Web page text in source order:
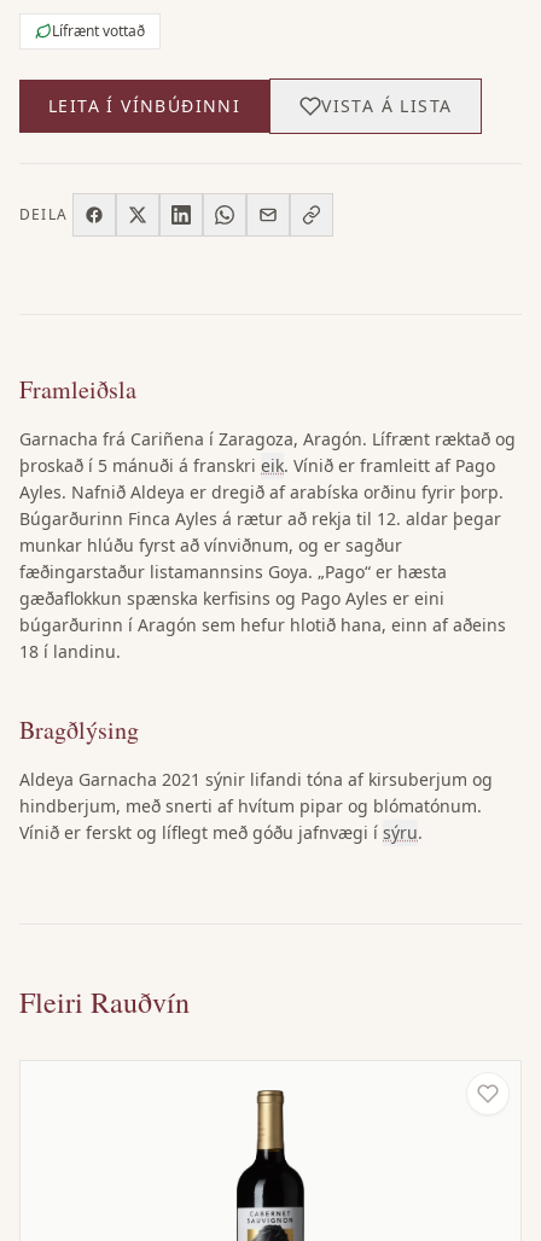
Lífrænt vottað
LEITA Í VÍNBÚÐINNI VISTA Á LISTA
DEILA
Framleiðsla
Garnacha frá Cariñena í Zaragoza, Aragón. Lífrænt ræktað og
þroskað í 5 mánuði á franskri eik. Vínið er framleitt af Pago
Ayles. Nafnið Aldeya er dregið af arabíska orðinu fyrir þorp.
Búgarðurinn Finca Ayles á rætur að rekja til 12. aldar þegar
munkar hlúðu fyrst að vínviðnum, og er sagður
fæðingarstaður listamannsins Goya. „Pago“ er hæsta
gæðaflokkun spænska kerfisins og Pago Ayles er eini
búgarðurinn í Aragón sem hefur hlotið hana, einn af aðeins
18 í landinu.
Bragðlýsing
Aldeya Garnacha 2021 sýnir lifandi tóna af kirsuberjum og
hindberjum, með snerti af hvítum pipar og blómatónum.
Vínið er ferskt og líflegt með góðu jafnvægi í sýru.
Fleiri Rauðvín